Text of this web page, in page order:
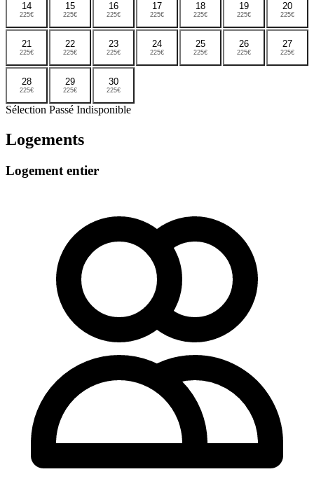
14
225€
15
225€
16
225€
17
225€
18
225€
19
225€
20
225€
21
225€
22
225€
23
225€
24
225€
25
225€
26
225€
27
225€
28
225€
29
225€
30
225€
Sélection Passé Indisponible
Logements
Logement entier